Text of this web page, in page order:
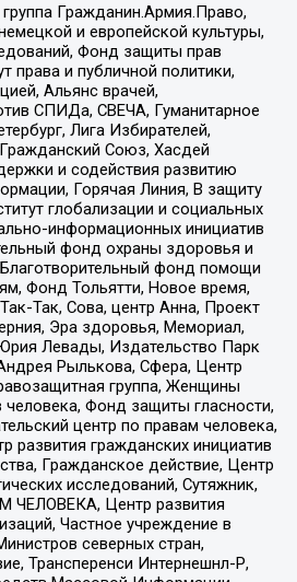
Гражданин.Армия.Право,
и европейской культуры,
Фонд защиты прав
права и публичной политики,
Альянс врачей,
СПИДа, СВЕЧА, Гуманитарное
Лига Избирателей,
Союз, Хасдей
и содействия развитию
Горячая Линия, В защиту
глобализации и социальных
информационных инициатив
фонд охраны здоровья и
фонд помощи
Фонд Тольятти, Новое время,
Так, Сова, центр Анна, Проект
Эра здоровья, Мемориал,
Левады, Издательство Парк
Рылькова, Сфера, Центр
группа, Женщины
человека, Фонд защиты гласности,
центр по правам человека,
развития гражданских инициатив
Гражданское действие, Центр
исследований, Сутяжник,
Центр развития
Частное учреждение в
северных стран,
Трансперенси Интернешнл-Р,